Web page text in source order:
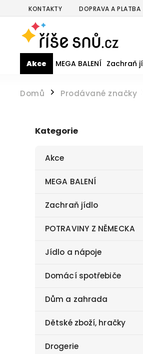
KONTAKTY DOPRAVA A PLATBA
Akce MEGA BALENÍ Zachraň
Domů / Prodávané značky
Kategorie
Akce
MEGA BALENÍ
Zachraň jídlo
POTRAVINY Z NĚMECKA
Jídlo a nápoje
Domácí spotřebiče
Dům a zahrada
Dětské zboží, hračky
Drogerie